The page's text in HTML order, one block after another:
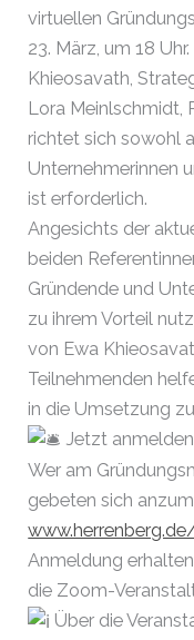
virtuellen
23. März, um 18
Khieosavath,
Lora Meinlschmidt,
richtet sich sowohl
Unternehmerinnen
ist erforderlich.
Angesichts der
beiden
Gründende und
zu ihrem Vorteil
von Ewa
Teilnehmenden
in die Umsetzung
Jetzt
Wer am
gebeten sich
Anmeldung
die Zoom-
Über die